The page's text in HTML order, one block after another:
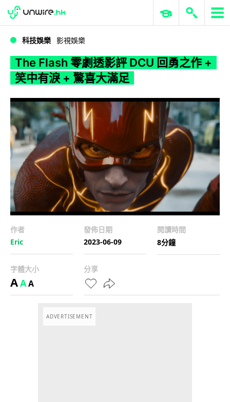
WWDC 2026 ERP 與商業 AI
科技娛樂 影視娛樂
The Flash 零劇透影評 DCU 回勇之作 +
笑中有淚 + 驚喜大滿足
作者
Eric
發佈日期
2023-06-09
閱讀時間
8分鐘
字體大小
AAA
分享
ADVERTISEMENT